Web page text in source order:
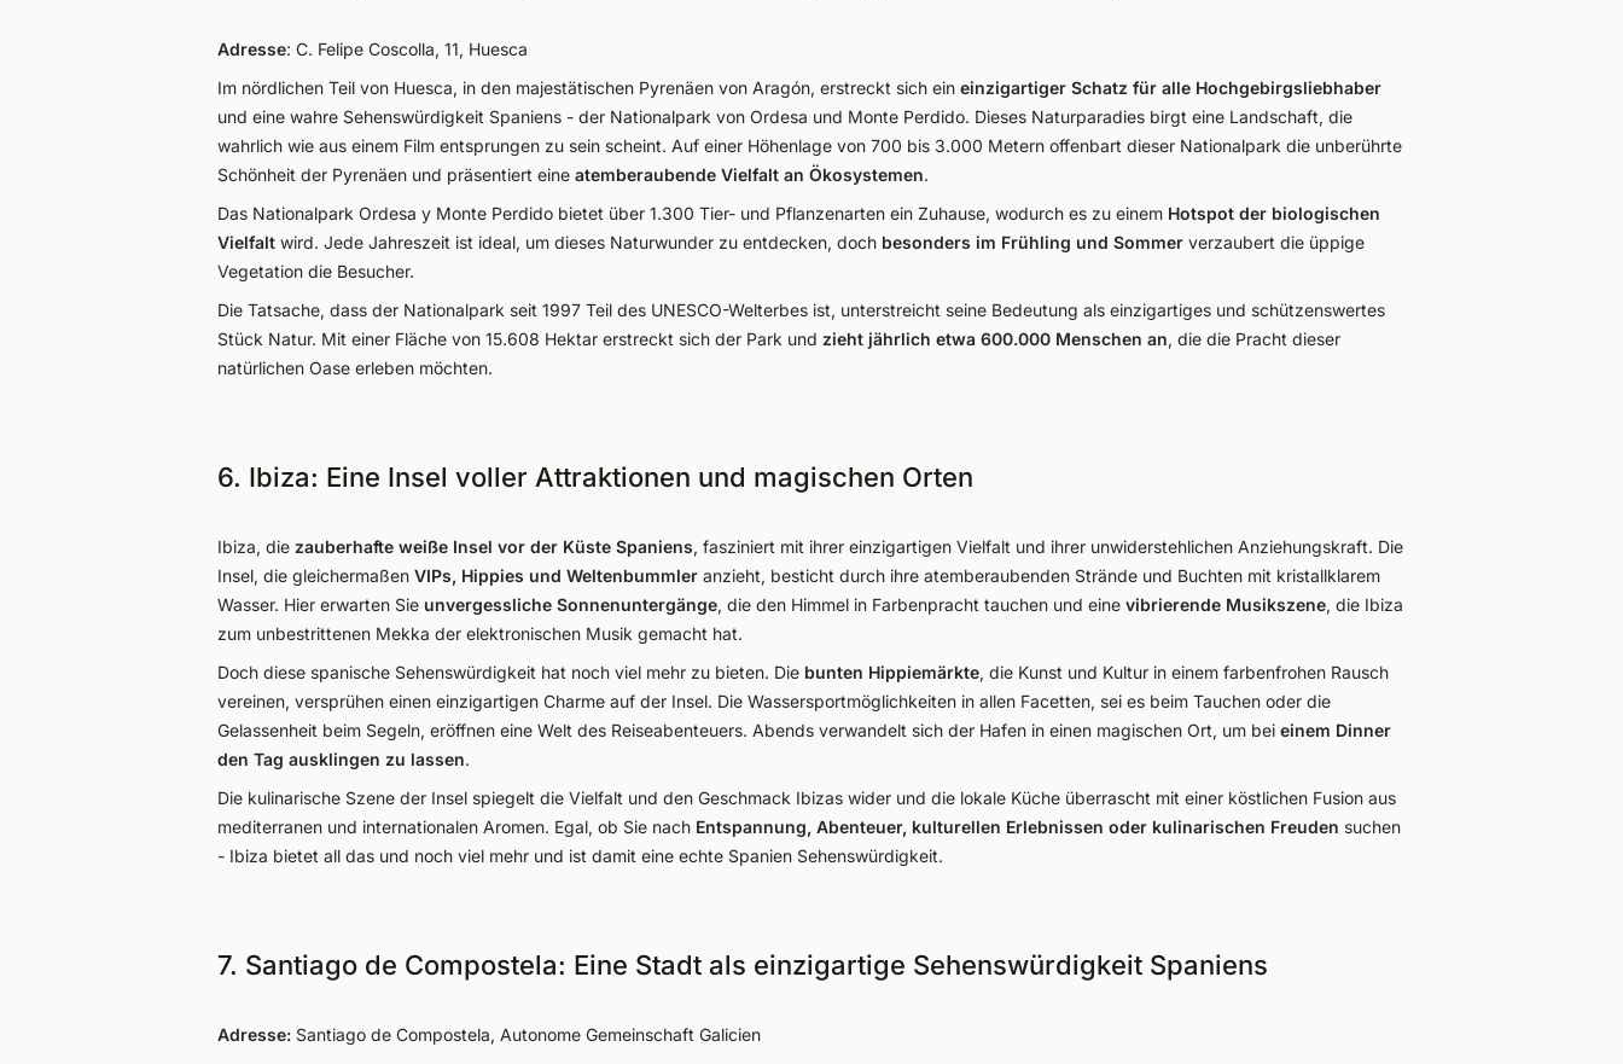
Adresse: C. Felipe Coscolla, 11, Huesca
Im nördlichen Teil von Huesca, in den majestätischen Pyrenäen von Aragón, erstreckt sich ein einzigartiger Schatz für alle Hochgebirgsliebhaber
und eine wahre Sehenswürdigkeit Spaniens - der Nationalpark von Ordesa und Monte Perdido. Dieses Naturparadies birgt eine Landschaft, die
wahrlich wie aus einem Film entsprungen zu sein scheint. Auf einer Höhenlage von 700 bis 3.000 Metern offenbart dieser Nationalpark die unberührte
Schönheit der Pyrenäen und präsentiert eine atemberaubende Vielfalt an Ökosystemen.
Das Nationalpark Ordesa y Monte Perdido bietet über 1.300 Tier- und Pflanzenarten ein Zuhause, wodurch es zu einem Hotspot der biologischen
Vielfalt wird. Jede Jahreszeit ist ideal, um dieses Naturwunder zu entdecken, doch besonders im Frühling und Sommer verzaubert die üppige
Vegetation die Besucher.
Die Tatsache, dass der Nationalpark seit 1997 Teil des UNESCO-Welterbes ist, unterstreicht seine Bedeutung als einzigartiges und schützenswertes
Stück Natur. Mit einer Fläche von 15.608 Hektar erstreckt sich der Park und zieht jährlich etwa 600.000 Menschen an, die die Pracht dieser
natürlichen Oase erleben möchten.
6. Ibiza: Eine Insel voller Attraktionen und magischen Orten
Ibiza, die zauberhafte weiße Insel vor der Küste Spaniens, fasziniert mit ihrer einzigartigen Vielfalt und ihrer unwiderstehlichen Anziehungskraft. Die
Insel, die gleichermaßen VIPs, Hippies und Weltenbummler anzieht, besticht durch ihre atemberaubenden Strände und Buchten mit kristallklarem
Wasser. Hier erwarten Sie unvergessliche Sonnenuntergänge, die den Himmel in Farbenpracht tauchen und eine vibrierende Musikszene, die Ibiza
zum unbestrittenen Mekka der elektronischen Musik gemacht hat.
Doch diese spanische Sehenswürdigkeit hat noch viel mehr zu bieten. Die bunten Hippiemärkte, die Kunst und Kultur in einem farbenfrohen Rausch
vereinen, versprühen einen einzigartigen Charme auf der Insel. Die Wassersportmöglichkeiten in allen Facetten, sei es beim Tauchen oder die
Gelassenheit beim Segeln, eröffnen eine Welt des Reiseabenteuers. Abends verwandelt sich der Hafen in einen magischen Ort, um bei einem Dinner
den Tag ausklingen zu lassen.
Die kulinarische Szene der Insel spiegelt die Vielfalt und den Geschmack Ibizas wider und die lokale Küche überrascht mit einer köstlichen Fusion aus
mediterranen und internationalen Aromen. Egal, ob Sie nach Entspannung, Abenteuer, kulturellen Erlebnissen oder kulinarischen Freuden suchen
- Ibiza bietet all das und noch viel mehr und ist damit eine echte Spanien Sehenswürdigkeit.
7. Santiago de Compostela: Eine Stadt als einzigartige Sehenswürdigkeit Spaniens
Adresse: Santiago de Compostela, Autonome Gemeinschaft Galicien